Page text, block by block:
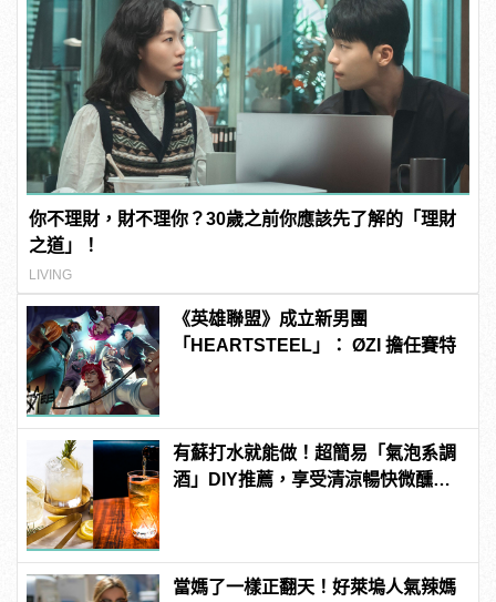
你不理財，財不理你？30歲之前你應該先了解的「理財
之道」！
LIVING
《英雄聯盟》成立新男團
「HEARTSTEEL」： ØZI 擔任賽特
有蘇打水就能做！超簡易「氣泡系調
酒」DIY推薦，享受清涼暢快微醺週
當媽了一樣正翻天！好萊塢人氣辣媽